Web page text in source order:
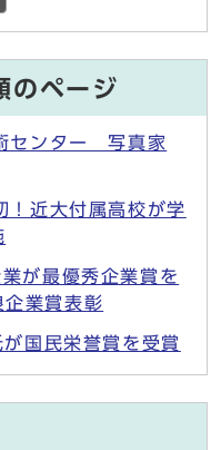
のページ
センター 写真家
近大付属高校が学
が最優秀企業賞を
業賞表彰
国民栄誉賞を受賞